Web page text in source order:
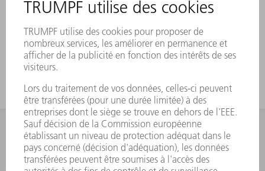
INFORMATION
Foire aux questions
Termes et conditions